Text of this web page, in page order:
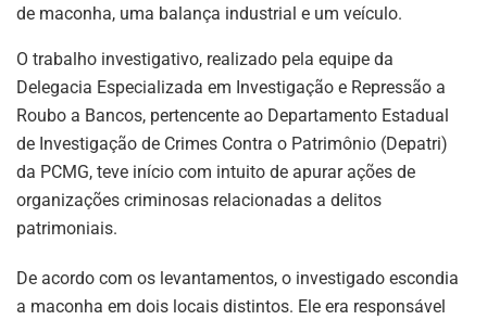
de maconha, uma balança industrial e um veículo.
O trabalho investigativo, realizado pela equipe da
Delegacia Especializada em Investigação e Repressão a
Roubo a Bancos, pertencente ao Departamento Estadual
de Investigação de Crimes Contra o Patrimônio (Depatri)
da PCMG, teve início com intuito de apurar ações de
organizações criminosas relacionadas a delitos
patrimoniais.
De acordo com os levantamentos, o investigado escondia
a maconha em dois locais distintos. Ele era responsável